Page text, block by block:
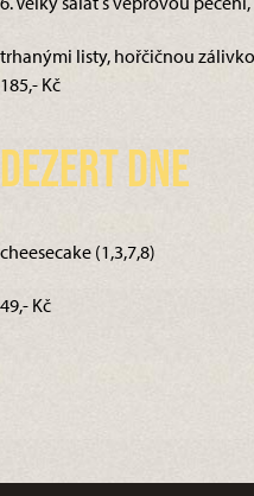
trhanými listy, hořčičnou
185,- Kč
Dezert dne
cheesecake (1,3,7,8)
49,- Kč